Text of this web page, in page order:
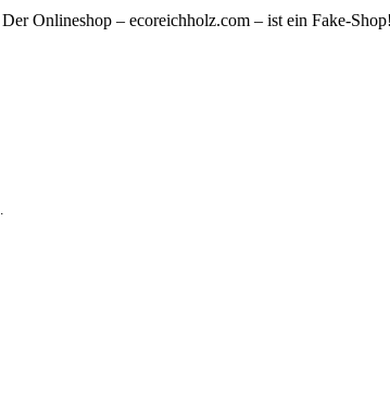
Onlineshop – ecoreichholz.com – ist ein Fake-